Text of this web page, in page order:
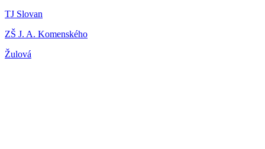
TJ Slovan
ZŠ J. A. Komenského
Žulová